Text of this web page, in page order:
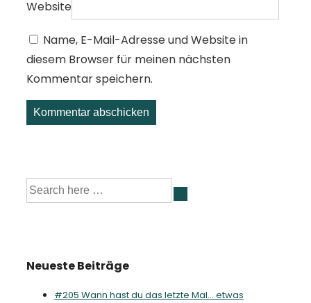
Website
Name, E-Mail-Adresse und Website in
diesem Browser für meinen nächsten
Kommentar speichern.
Suche
nach:
Neueste Beiträge
#205 Wann hast du das letzte Mal… etwas